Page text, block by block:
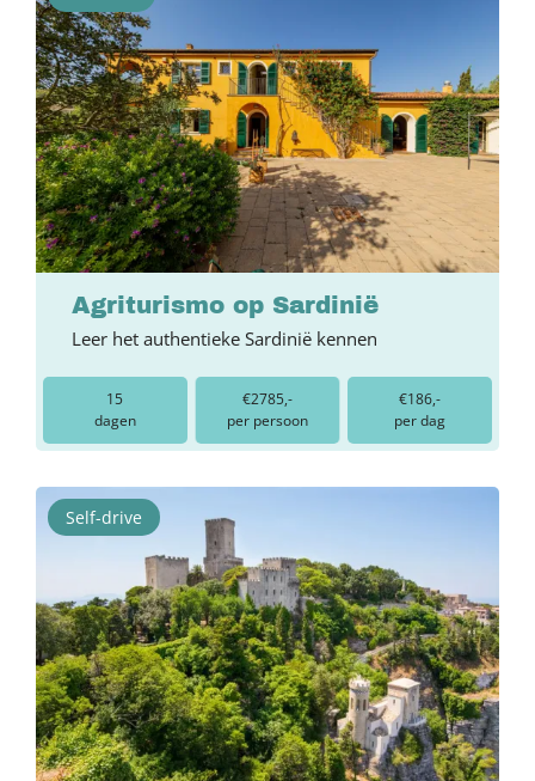
Agriturismo op Sardinië
Leer het authentieke Sardinië kennen
15
dagen
€2785,-
per persoon
€186,-
per dag
Self-drive